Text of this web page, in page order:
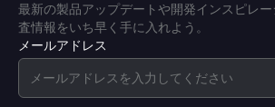
最新の製品アップデートや開発インスピレ
査情報をいち早く手に入れよう。
メールアドレス